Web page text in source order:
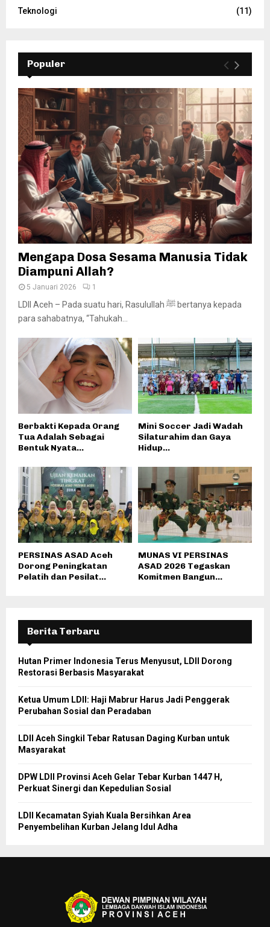
Teknologi
(11)
Populer
Mengapa Dosa Sesama Manusia Tidak
Diampuni Allah?
5 Januari 2026 1
LDII Aceh – Pada suatu hari, Rasulullah ﷺ bertanya kepada
para sahabatnya, “Tahukah...
Berbakti Kepada Orang
Tua Adalah Sebagai
Bentuk Nyata...
Mini Soccer Jadi Wadah
Silaturahim dan Gaya
Hidup...
PERSINAS ASAD Aceh
Dorong Peningkatan
Pelatih dan Pesilat...
MUNAS VI PERSINAS
ASAD 2026 Tegaskan
Komitmen Bangun...
Berita Terbaru
Hutan Primer Indonesia Terus Menyusut, LDII Dorong
Restorasi Berbasis Masyarakat
Ketua Umum LDII: Haji Mabrur Harus Jadi Penggerak
Perubahan Sosial dan Peradaban
LDII Aceh Singkil Tebar Ratusan Daging Kurban untuk
Masyarakat
DPW LDII Provinsi Aceh Gelar Tebar Kurban 1447 H,
Perkuat Sinergi dan Kepedulian Sosial
LDII Kecamatan Syiah Kuala Bersihkan Area
Penyembelihan Kurban Jelang Idul Adha